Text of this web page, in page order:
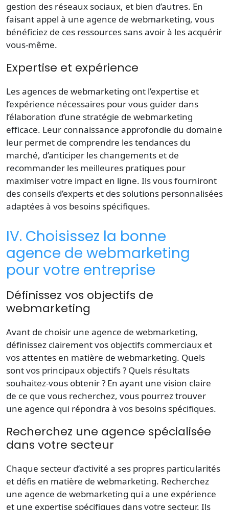
gestion des réseaux sociaux, et bien d’autres. En
faisant appel à une agence de webmarketing, vous
bénéficiez de ces ressources sans avoir à les acquérir
vous-même.
Expertise et expérience
Les agences de webmarketing ont l’expertise et
l’expérience nécessaires pour vous guider dans
l’élaboration d’une stratégie de webmarketing
efficace. Leur connaissance approfondie du domaine
leur permet de comprendre les tendances du
marché, d’anticiper les changements et de
recommander les meilleures pratiques pour
maximiser votre impact en ligne. Ils vous fourniront
des conseils d’experts et des solutions personnalisées
adaptées à vos besoins spécifiques.
IV. Choisissez la bonne
agence de webmarketing
pour votre entreprise
Définissez vos objectifs de
webmarketing
Avant de choisir une agence de webmarketing,
définissez clairement vos objectifs commerciaux et
vos attentes en matière de webmarketing. Quels
sont vos principaux objectifs ? Quels résultats
souhaitez-vous obtenir ? En ayant une vision claire
de ce que vous recherchez, vous pourrez trouver
une agence qui répondra à vos besoins spécifiques.
Recherchez une agence spécialisée
dans votre secteur
Chaque secteur d’activité a ses propres particularités
et défis en matière de webmarketing. Recherchez
une agence de webmarketing qui a une expérience
et une expertise spécifiques dans votre secteur. Ils